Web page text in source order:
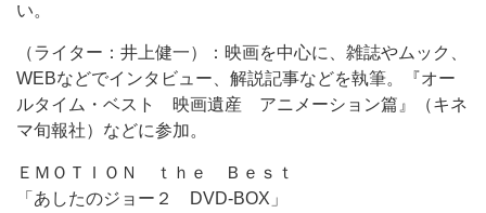
い。
（ライター：井上健一）：映画を中心に、雑誌やムック、
WEBなどでインタビュー、解説記事などを執筆。『オー
ルタイム・ベスト 映画遺産 アニメーション篇』（キネ
マ旬報社）などに参加。
ＥＭＯＴＩＯＮ ｔｈｅ Ｂｅｓｔ
「あしたのジョー２ DVD-BOX」